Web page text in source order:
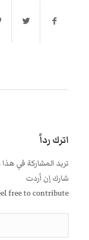
اترك رداً
تريد المشاركة في هذا
شارك إن أردت
free to contribute!